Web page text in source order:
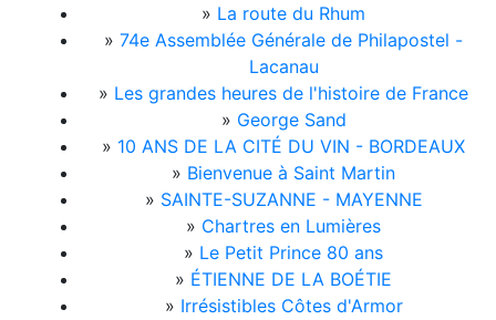
» La route du Rhum
» 74e Assemblée Générale de Philapostel -
Lacanau
» Les grandes heures de l'histoire de France
» George Sand
» 10 ANS DE LA CITÉ DU VIN - BORDEAUX
» Bienvenue à Saint Martin
» SAINTE-SUZANNE - MAYENNE
» Chartres en Lumières
» Le Petit Prince 80 ans
» ÉTIENNE DE LA BOÉTIE
» Irrésistibles Côtes d'Armor